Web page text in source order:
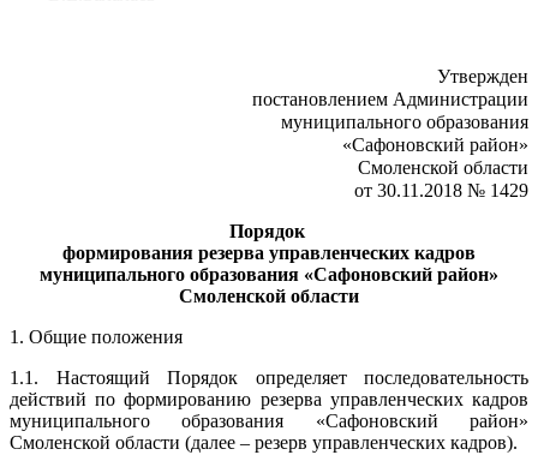
Утвержден
постановлением Администрации
муниципального образования
«Сафоновский район»
Смоленской области
от 30.11.2018 № 1429
Порядок
формирования резерва управленческих кадров
муниципального образования «Сафоновский район»
Смоленской области
1. Общие положения
1.1. Настоящий Порядок определяет последовательность
действий по формированию резерва управленческих кадров
муниципального образования «Сафоновский район»
Смоленской области (далее – резерв управленческих кадров).